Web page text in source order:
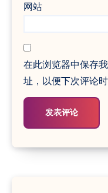
网站
在此浏览器中保存
址，以便下次评论时